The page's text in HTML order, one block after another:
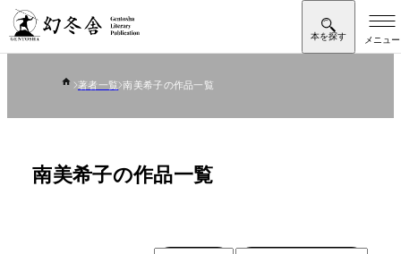
著者一覧 南美希子の作品一覧
南美希子の作品一覧